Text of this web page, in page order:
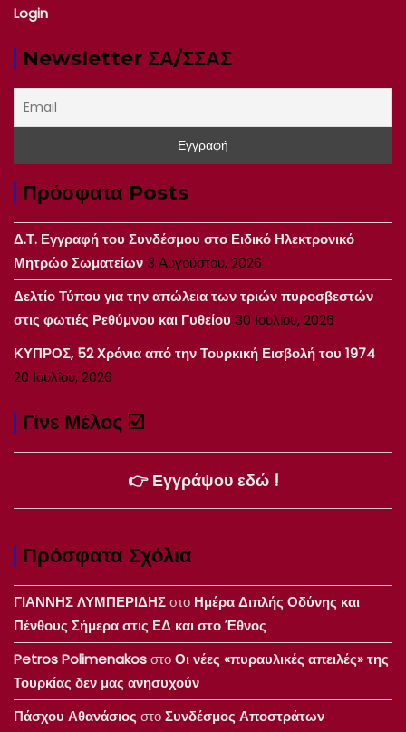
Login
Newsletter ΣΑ/ΣΣΑΣ
Πρόσφατα Posts
Δ.Τ. Εγγραφή του Συνδέσμου στο Ειδικό Ηλεκτρονικό
Μητρώο Σωματείων3 Αυγούστου, 2026
Δελτίο Τύπου για την απώλεια των τριών πυροσβεστών
στις φωτιές Ρεθύμνου και Γυθείου 30 Ιουλίου, 2026
ΚΥΠΡΟΣ, 52 Χρόνια από την Τουρκική Εισβολή του 1974
20 Ιουλίου, 2026
Γίνε Μέλος ☑️
👉 Εγγράψου εδώ !
Πρόσφατα Σχόλια
ΓΙΑΝΝΗΣ ΛΥΜΠΕΡΙΔΗΣστο Ημέρα Διπλής Οδύνης και
Πένθους Σήμερα στις ΕΔ και στο Έθνος
Petros PolimenakosστοΟι νέες «πυραυλικές απειλές» της
Τουρκίας δεν μας ανησυχούν
Πάσχου Αθανάσιος στοΣυνδέσμος Αποστράτων